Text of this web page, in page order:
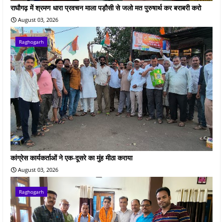
राघौगढ़ में श्रमण धारा प्रवचन माला पड़ौसी से जलो मत पुरुषार्थ कर बराबरी करो
August 03, 2026
Raghogarh
कांग्रेस कार्यकर्ताओं ने एक-दूसरे का मुंह मीठा कराया
August 03, 2026
Raghogarh